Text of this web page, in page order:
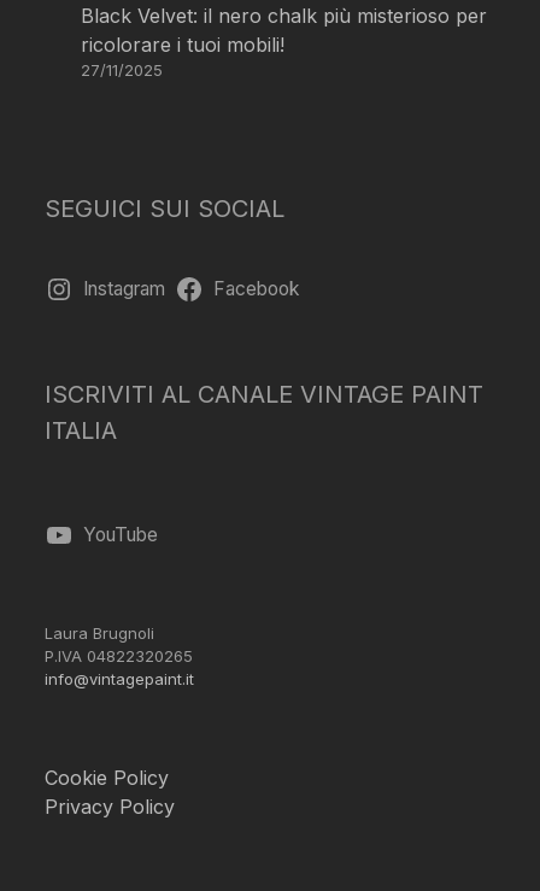
Black Velvet: il nero chalk più misterioso per
ricolorare i tuoi mobili!
27/11/2025
SEGUICI SUI SOCIAL
Instagram Facebook
ISCRIVITI AL CANALE VINTAGE PAINT
ITALIA
YouTube
Laura Brugnoli
P.IVA 04822320265
info@vintagepaint.it
Cookie Policy
Privacy Policy